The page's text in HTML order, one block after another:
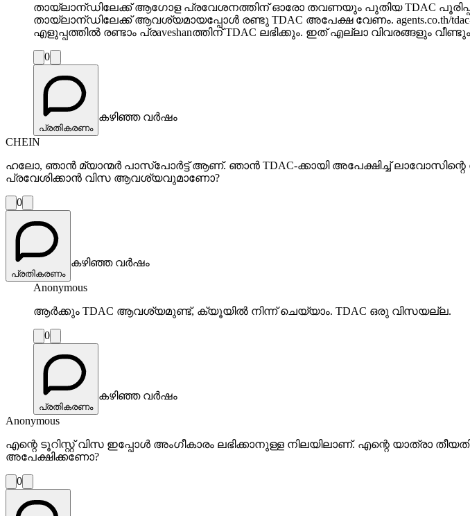
തായ്‌ലാന്ഡിലേക്ക് ആഗോള പ്രവേശനത്തിന് ഓരോ തവണയും പുതിയ TDAC
തായ്‍ലാന്ഡിലേക്ക് ആവശ്യമായപ്പോൾ രണ്ടു TDAC അപേക്ഷ വേണം. agents.co.th/
എളുപ്പത്തിൽ രണ്ടാം പ്രaveshanത്തിന് TDAC ലഭിക്കും. ഇത് എല്ലാ വിവരങ്ങളും
0
പ്രതികരണം
കഴിഞ്ഞ വർഷം
CHEIN
ഹലോ, ഞാൻ മ്യാന്മർ പാസ്പോർട്ട് ആണ്. ഞാൻ TDAC-ക്കായി അപേക്ഷിച്ച് ലാവോസിന്റെ
പ്രവേശിക്കാൻ വിസ ആവശ്യവുമാണോ?
0
പ്രതികരണം
കഴിഞ്ഞ വർഷം
Anonymous
ആർക്കും TDAC ആവശ്യമുണ്ട്, ക്യൂയിൽ നിന്ന് ചെയ്യാം. TDAC ഒരു വിസയല്ല.
0
പ്രതികരണം
കഴിഞ്ഞ വർഷം
Anonymous
എന്റെ ടൂറിസ്റ്റ് വിസ ഇപ്പോള്‍ അംഗീകാരം ലഭിക്കാനുള്ള നിലയിലാണ്. എന്റെ യാത്രാ
അപേക്ഷിക്കണോ?
0